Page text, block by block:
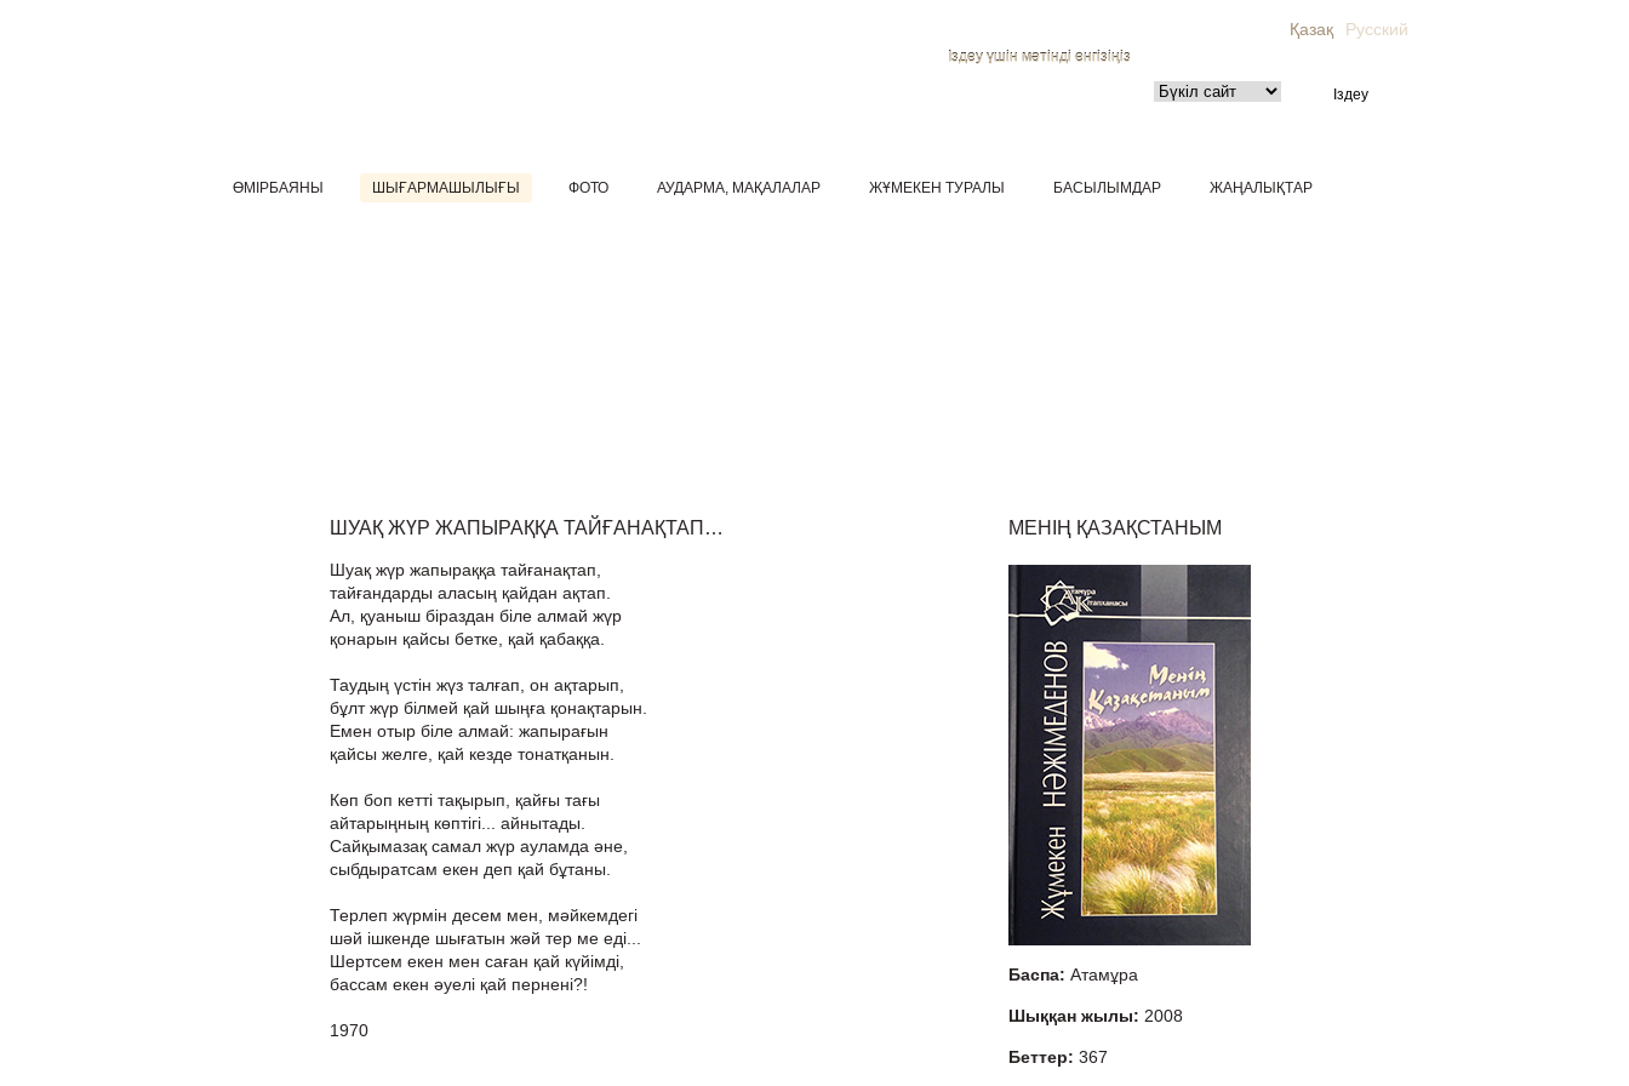
Қазақ Русский
Іздеу үшін мәтінді енгізіңіз
ӨМІРБАЯНЫ ШЫҒАРМАШЫЛЫҒЫ ФОТО АУДАРМА, МАҚАЛАЛАР ЖҰМЕКЕН ТУРАЛЫ БАСЫЛЫМДАР ЖАҢАЛЫҚТАР
ШУАҚ ЖҮР ЖАПЫРАҚҚА ТАЙҒАНАҚТАП…
Шуақ жүр жапыраққа тайғанақтап,
тайғандарды аласың қайдан ақтап.
Ал, қуаныш біраздан біле алмай жүр
қонарын қайсы бетке, қай қабаққа.
Таудың үстін жүз талғап, он ақтарып,
бұлт жүр білмей қай шыңға қонақтарын.
Емен отыр біле алмай: жапырағын
қайсы желге, қай кезде тонатқанын.
Көп боп кетті тақырып, қайғы тағы
айтарыңның көптігі... айнытады.
Сайқымазақ самал жүр ауламда әне,
сыбдыратсам екен деп қай бұтаны.
Терлеп жүрмін десем мен, мәйкемдегі
шәй ішкенде шығатын жәй тер ме еді...
Шертсем екен мен саған қай күйімді,
бассам екен әуелі қай пернені?!
1970
МЕНІҢ ҚАЗАҚСТАНЫМ
Баспа: Атамұра
Шыққан жылы: 2008
Беттер: 367